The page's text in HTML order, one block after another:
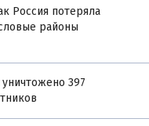
Россия потеряла
районы
397